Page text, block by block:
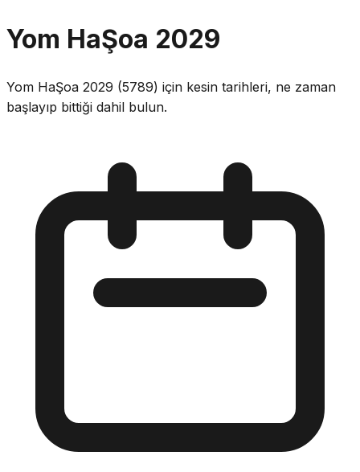
Yom HaŞoa 2029
Yom HaŞoa 2029 (5789) için kesin tarihleri, ne zaman
başlayıp bittiği dahil bulun.